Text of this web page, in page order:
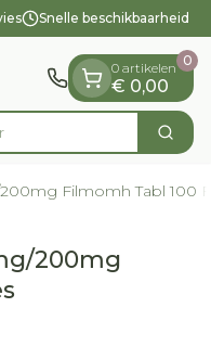
Snelle beschikbaarheid
Zoek
0 artikelen
€ 0,00
0
Filmomh Tabl 100
200mg